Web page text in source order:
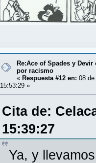
Re:Ace of Spades y
por racismo
« Respuesta #12 en: 08
15:53:29 »
Cita de:
15:39:27
Ya, y